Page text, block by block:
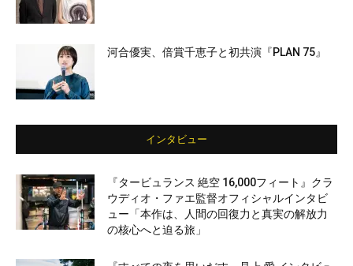
河合優実、倍賞千恵子と初共演『PLAN 75』
インタビュー
『タービュランス 絶空 16,000フィート』クラ
ウディオ・ファエ監督オフィシャルインタビ
ュー「本作は、人間の回復力と真実の解放力
の核心へと迫る旅」